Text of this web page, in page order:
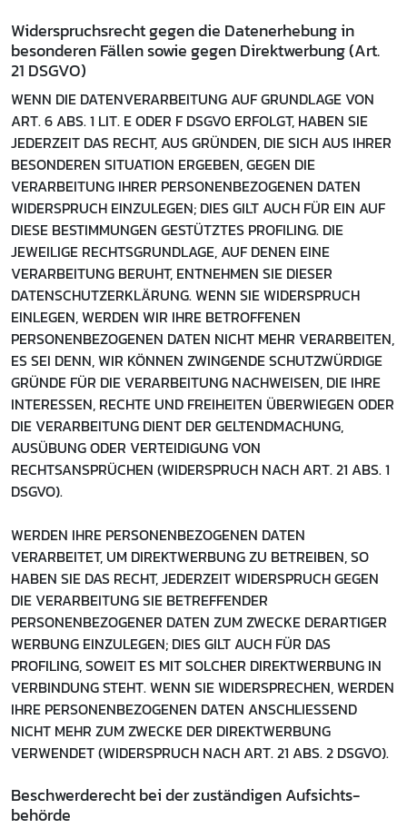
Widerspruchsrecht gegen die Datenerhebung in
besonderen Fällen sowie gegen Direktwerbung (Art.
21 DSGVO)
WENN DIE DATENVERARBEITUNG AUF GRUNDLAGE VON
ART. 6 ABS. 1 LIT. E ODER F DSGVO ERFOLGT, HABEN SIE
JEDERZEIT DAS RECHT, AUS GRÜNDEN, DIE SICH AUS IHRER
BESONDEREN SITUATION ERGEBEN, GEGEN DIE
VERARBEITUNG IHRER PERSONENBEZOGENEN DATEN
WIDERSPRUCH EINZULEGEN; DIES GILT AUCH FÜR EIN AUF
DIESE BESTIMMUNGEN GESTÜTZTES PROFILING. DIE
JEWEILIGE RECHTSGRUNDLAGE, AUF DENEN EINE
VERARBEITUNG BERUHT, ENTNEHMEN SIE DIESER
DATENSCHUTZERKLÄRUNG. WENN SIE WIDERSPRUCH
EINLEGEN, WERDEN WIR IHRE BETROFFENEN
PERSONENBEZOGENEN DATEN NICHT MEHR VERARBEITEN,
ES SEI DENN, WIR KÖNNEN ZWINGENDE SCHUTZWÜRDIGE
GRÜNDE FÜR DIE VERARBEITUNG NACHWEISEN, DIE IHRE
INTERESSEN, RECHTE UND FREIHEITEN ÜBERWIEGEN ODER
DIE VERARBEITUNG DIENT DER GELTENDMACHUNG,
AUSÜBUNG ODER VERTEIDIGUNG VON
RECHTSANSPRÜCHEN (WIDERSPRUCH NACH ART. 21 ABS. 1
DSGVO).
WERDEN IHRE PERSONENBEZOGENEN DATEN
VERARBEITET, UM DIREKTWERBUNG ZU BETREIBEN, SO
HABEN SIE DAS RECHT, JEDERZEIT WIDERSPRUCH GEGEN
DIE VERARBEITUNG SIE BETREFFENDER
PERSONENBEZOGENER DATEN ZUM ZWECKE DERARTIGER
WERBUNG EINZULEGEN; DIES GILT AUCH FÜR DAS
PROFILING, SOWEIT ES MIT SOLCHER DIREKTWERBUNG IN
VERBINDUNG STEHT. WENN SIE WIDERSPRECHEN, WERDEN
IHRE PERSONENBEZOGENEN DATEN ANSCHLIESSEND
NICHT MEHR ZUM ZWECKE DER DIREKTWERBUNG
VERWENDET (WIDERSPRUCH NACH ART. 21 ABS. 2 DSGVO).
Beschwerde­recht bei der zuständigen Aufsichts­
behörde